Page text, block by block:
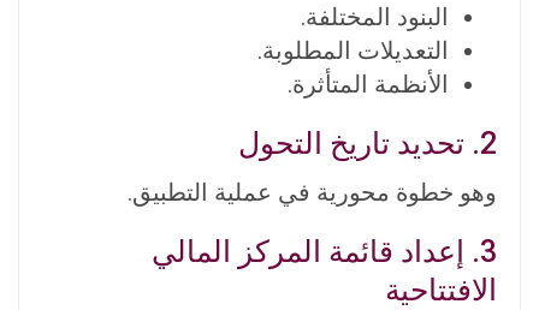
البنود المختلفة.
التعديلات المطلوبة.
الأنظمة المتأثرة.
2. تحديد تاريخ التحول
وهو خطوة محورية في عملية التطبيق.
3. إعداد قائمة المركز المالي
الافتتاحية